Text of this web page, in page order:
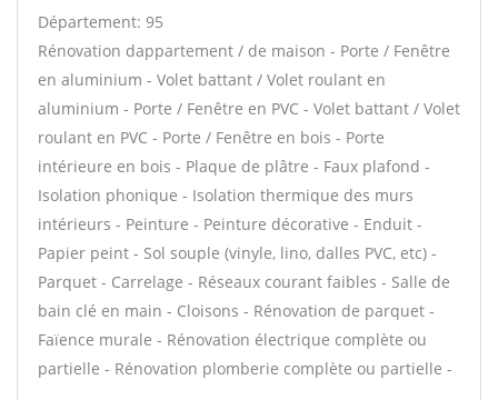
Département: 95
Rénovation dappartement / de maison - Porte / Fenêtre
en aluminium - Volet battant / Volet roulant en
aluminium - Porte / Fenêtre en PVC - Volet battant / Volet
roulant en PVC - Porte / Fenêtre en bois - Porte
intérieure en bois - Plaque de plâtre - Faux plafond -
Isolation phonique - Isolation thermique des murs
intérieurs - Peinture - Peinture décorative - Enduit -
Papier peint - Sol souple (vinyle, lino, dalles PVC, etc) -
Parquet - Carrelage - Réseaux courant faibles - Salle de
bain clé en main - Cloisons - Rénovation de parquet -
Faïence murale - Rénovation électrique complète ou
partielle - Rénovation plomberie complète ou partielle -